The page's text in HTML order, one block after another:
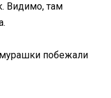
Видимо, там
побежали